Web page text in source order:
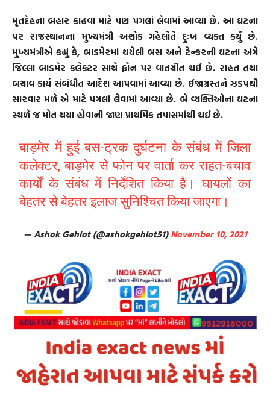
મૃતદેહના બહાર કાઢવા માટે પણ પગલાં લેવામાં આવ્યા છે. આ ઘટના
પર રાજસ્થાનના મુખ્યમંત્રી અશોક ગહેલોતે દુઃખ વ્યક્ત કર્યું છે.
મુખ્યમંત્રીએ કહ્યું કે, બાડમેરમાં થયેલી બસ અને ટેન્કરની ઘટના અંગે
જિલ્લા બાડમેર ક્લેક્ટર સાથે ફોન પર વાતચીત થઈ છે. રાહત તથા
બચાવ કાર્ય સંબંધીત આદેશ આપવામાં આવ્યા છે. ઈજાગ્રસ્તને ઝડપથી
સારવાર મળે એ માટે પગલાં લેવામાં આવ્યા છે. બે વ્યક્તિઓના ઘટના
સ્થળે જ મોત થયા હોવાની જાણ પ્રાથમિક તપાસમાંથી થઈ છે.
बाड़मेर में हुई बस-ट्रक दुर्घटना के संबंध में जिला
कलेक्टर, बाड़मेर से फोन पर वार्ता कर राहत-बचाव
कार्यों के संबंध में निर्देशित किया है। घायलों का
बेहतर से बेहतर इलाज सुनिश्चित किया जाएगा।
— Ashok Gehlot (@ashokgehlot51)November 10, 2021